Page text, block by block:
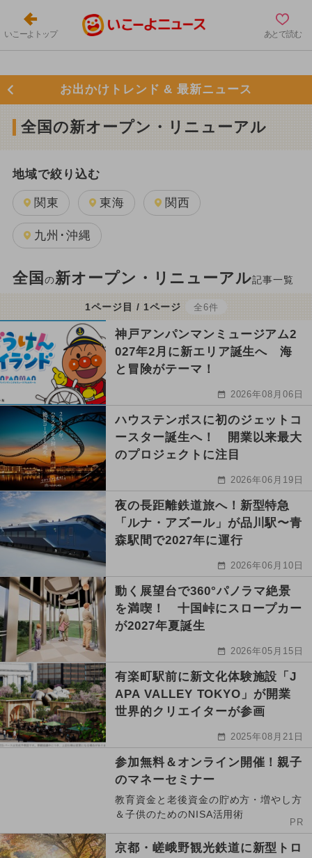
いこーよトップ あとで読む
お出かけトレンド & 最新ニュース
全国の新オープン・リニューアル
地域で絞り込む
関東 東海 関西
九州･沖縄
全国 の新オープン・リニューアル記事一覧
1ページ目 / 1ページ 全6件
神戸アンパンマンミュージアム2
027年2月に新エリア誕生へ 海
と冒険がテーマ！
2026年08月06日
ハウステンボスに初のジェットコ
ースター誕生へ！ 開業以来最大
のプロジェクトに注目
2026年06月19日
夜の長距離鉄道旅へ！新型特急
「ルナ・アズール」が品川駅〜青
森駅間で2027年に運行
2026年06月10日
動く展望台で360°パノラマ絶景
を満喫！ 十国峠にスロープカー
が2027年夏誕生
2026年05月15日
有楽町駅前に新文化体験施設「J
APA VALLEY TOKYO」が開業
世界的クリエイターが参画
2025年08月21日
参加無料＆オンライン開催！親子
のマネーセミナー
教育資金と老後資金の貯め方・増やし方
＆子供のためのNISA活用術
PR
京都・嵯峨野観光鉄道に新型トロ